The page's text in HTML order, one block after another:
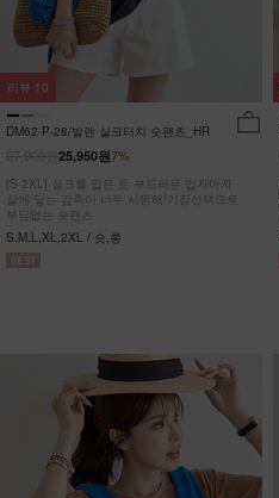
DM62-P-28/발렌 실크터치 숏팬츠_HR
7%
25,950원
[S-2XL] 실크를 입은 듯 부드러운,입자마자
살에 닿는 감촉이 너무 시원해!기장선택으로
부담없는 숏팬츠
S,M,L,XL,2XL / 숏,롱
리뷰 10